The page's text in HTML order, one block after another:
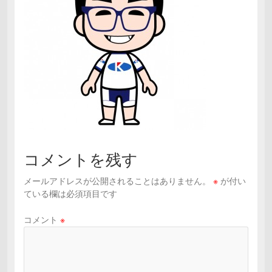
コメントを残す
メールアドレスが公開されることはありません。 ※ が付い
ている欄は必須項目です
コメント ※